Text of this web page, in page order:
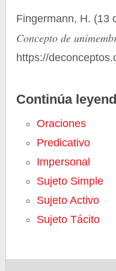
Fingermann, H. (13
Concepto de
https://
Continúa
Oraciones
Predicativo
Impersonal
Sujeto Simple
Sujeto Activo
Sujeto Tácito